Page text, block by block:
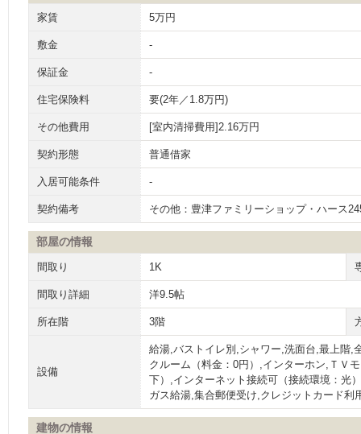
家賃 5万円
敷金 -
保証金 -
住宅保険料 要(2年／1.8万円)
その他費用 [室内清掃費用]2.16万円
契約形態 普通借家
入居可能条件 -
契約備考 その他：豊津ファミリーショップ・ハース
部屋の情報
間取り 1K
間取り詳細 洋9.5帖
所在階 3階
設備
給湯,バストイレ別,シャワー,洗面台,最上階,
クルーム（料金：0円）,インターホン,ＴＶ
下）,インターネット接続可（接続環境：光
ガス給湯,集合郵便受け,クレジットカード
建物の情報